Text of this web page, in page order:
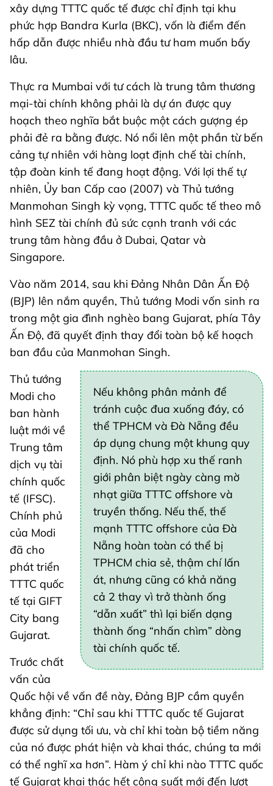
xây dựng TTTC quốc tế được chỉ định tại khu
phức hợp Bandra Kurla (BKC), vốn là điểm đến
hấp dẫn được nhiều nhà đầu tư ham muốn bấy
lâu.
Thực ra Mumbai với tư cách là trung tâm thương
mại-tài chính không phải là dự án được quy
hoạch theo nghĩa bắt buộc một cách gượng ép
phải đẻ ra bằng được. Nó nổi lên một phần từ bến
cảng tự nhiên với hàng loạt định chế tài chính,
tập đoàn kinh tế đang hoạt động. Với lợi thế tự
nhiên, Ủy ban Cấp cao (2007) và Thủ tướng
Manmohan Singh kỳ vọng, TTTC quốc tế theo mô
hình SEZ tài chính đủ sức cạnh tranh với các
trung tâm hàng đầu ở Dubai, Qatar và
Singapore.
Vào năm 2014, sau khi Đảng Nhân Dân Ấn Độ
(BJP) lên nắm quyền, Thủ tướng Modi vốn sinh ra
trong một gia đình nghèo bang Gujarat, phía Tây
Ấn Độ, đã quyết định thay đổi toàn bộ kế hoạch
ban đầu của Manmohan Singh.
Nếu không phân mảnh để
tránh cuộc đua xuống đáy, có
thể TPHCM và Đà Nẵng đều
áp dụng chung một khung quy
định. Nó phù hợp xu thế ranh
giới phân biệt ngày càng mờ
nhạt giữa TTTC offshore và
truyền thống. Nếu thế, thế
mạnh TTTC offshore của Đà
Nẵng hoàn toàn có thể bị
TPHCM chia sẻ, thậm chí lấn
át, nhưng cũng có khả năng
cả 2 thay vì trở thành ống
“dẫn xuất” thì lại biến dạng
thành ống “nhấn chìm” dòng
tài chính quốc tế.
Thủ tướng
Modi cho
ban hành
luật mới về
Trung tâm
dịch vụ tài
chính quốc
tế (IFSC).
Chính phủ
của Modi
đã cho
phát triển
TTTC quốc
tế tại GIFT
City bang
Gujarat.
Trước chất
vấn của
Quốc hội về vấn đề này, Đảng BJP cầm quyền
khẳng định: “Chỉ sau khi TTTC quốc tế Gujarat
được sử dụng tối ưu, và chỉ khi toàn bộ tiềm năng
của nó được phát hiện và khai thác, chúng ta mới
có thể nghĩ xa hơn”. Hàm ý chỉ khi nào TTTC quốc
tế Gujarat khai thác hết công suất mới đến lượt